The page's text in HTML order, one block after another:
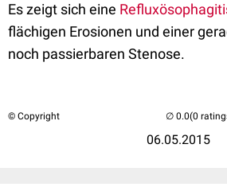
Es zeigt sich eine
flächigen Erosionen und einer
noch passierbaren Stenose.
© Copyright
06.05.2015
(0